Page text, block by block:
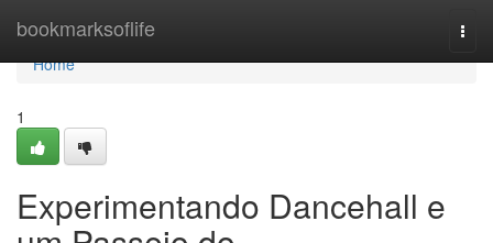
bookmarksoflife
Home
Home
1
Experimentando Dancehall e